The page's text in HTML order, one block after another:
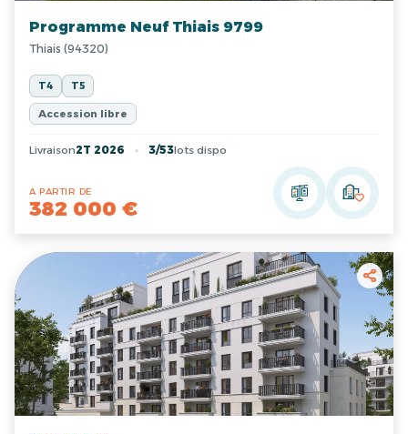
Programme Neuf Thiais 9799
Thiais (94320)
T4 T5
Accession libre
Livraison2T 2026 3/53lots dispo
A PARTIR DE
382 000 €